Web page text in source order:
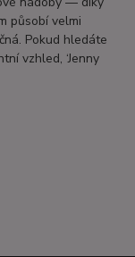
působí velmi
Pokud hledáte
vzhled, ‘Jenny